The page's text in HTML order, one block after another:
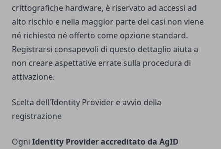
crittografiche hardware, è riservato ad accessi ad
alto rischio e nella maggior parte dei casi non viene
né richiesto né offerto come opzione standard.
Registrarsi consapevoli di questo dettaglio aiuta a
non creare aspettative errate sulla procedura di
attivazione.
Scelta dell'Identity Provider e avvio della
registrazione
Ogni Identity Provider accreditato da AgID